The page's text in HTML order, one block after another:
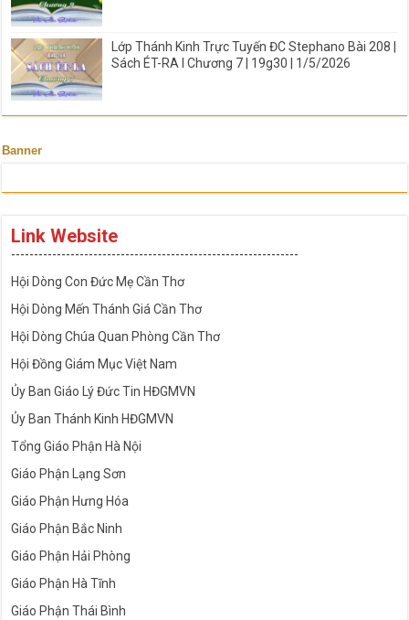
Lớp Thánh Kinh Trực Tuyến ĐC Stephano Bài 208 |
Sách ÉT-RA I Chương 7 | 19g30 | 1/5/2026
Banner
Link Website
---------------------------------------------------------------
Hội Dòng Con Đức Mẹ Cần Thơ
Hội Dòng Mến Thánh Giá Cần Thơ
Hội Dòng Chúa Quan Phòng Cần Thơ
Hội Đồng Giám Mục Việt Nam
Ủy Ban Giáo Lý Đức Tin HĐGMVN
Ủy Ban Thánh Kinh HĐGMVN
Tổng Giáo Phận Hà Nội
Giáo Phận Lạng Sơn
Giáo Phận Hưng Hóa
Giáo Phận Bắc Ninh
Giáo Phận Hải Phòng
Giáo Phận Hà Tĩnh
Giáo Phận Thái Bình